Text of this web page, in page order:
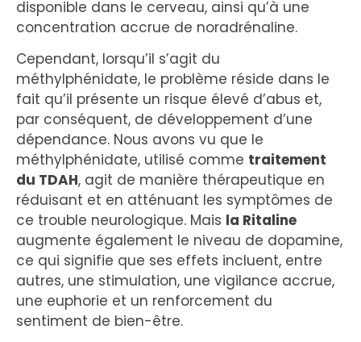
disponible dans le cerveau, ainsi qu’à une
concentration accrue de noradrénaline.
Cependant, lorsqu’il s’agit du
méthylphénidate, le problème réside dans le
fait qu’il présente un risque élevé d’abus et,
par conséquent, de développement d’une
dépendance. Nous avons vu que le
méthylphénidate, utilisé comme traitement
du TDAH, agit de manière thérapeutique en
réduisant et en atténuant les symptômes de
ce trouble neurologique. Mais la Ritaline
augmente également le niveau de dopamine,
ce qui signifie que ses effets incluent, entre
autres, une stimulation, une vigilance accrue,
une euphorie et un renforcement du
sentiment de bien-être.